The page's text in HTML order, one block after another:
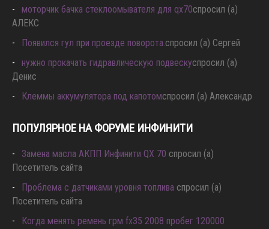
моторчик бачка стеклоомывателя для qx70спросил (а)
АЛЕКС
Появился гул при проезде поворота.спросил (а) Сергей
нужно прокачать гидравлическую подвескуспросил (а)
Денис
Клеммы аккумулятора под капотомспросил (а) Александр
ПОПУЛЯРНОЕ НА ФОРУМЕ ИНФИНИТИ
Замена масла АКПП Инфинити QX 70 спросил (а)
Посетитель сайта
Проблема с датчиками уровня топлива спросил (а)
Посетитель сайта
Когда менять ремень грм fx35 2008 пробег 120000